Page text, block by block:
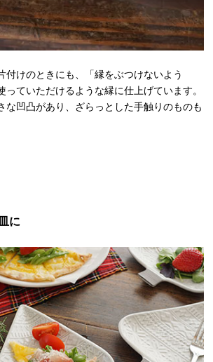
付けのときにも、「縁をぶつけないよう
ていただけるような縁に仕上げています。
な凹凸があり、ざらっとした手触りのものも
に